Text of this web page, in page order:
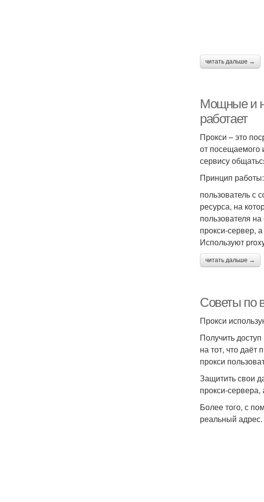
читать дальше →
Мощные и
работает
Прокси – это
от посещаемого
сервису
Принцип работы:
пользователь с
ресурса, на
пользователя
прокси-сервер,
Используют
читать дальше →
Советы по
Прокси
Получить
на тот, что
прокси
Защитить свои
прокси-
Более того, с
реальный